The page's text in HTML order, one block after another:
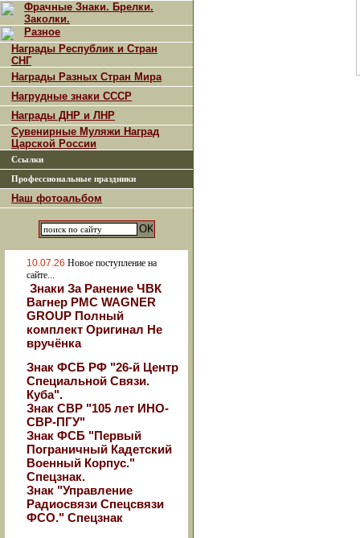
Фрачные Знаки. Брелки.
Заколки.
Разное
Награды Республик и Стран
СНГ
Награды Разных Стран Мира
Нагрудные знаки СССР
Награды ДНР и ЛНР
Сувенирные Муляжи Наград
Царской России
Ссылки
Профессиональные праздники
Наш фотоальбом
10.07.26 Новое поступление на
сайте...
Знаки За Ранение ЧВК
Вагнер РМС WAGNER
GROUP Полный
комплект Оригинал Не
вручёнка
Знак ФСБ РФ "26-й Центр
Специальной Связи.
Куба".
Знак СВР "105 лет ИНО-
СВР-ПГУ"
Знак ФСБ "Первый
Пограничный Кадетский
Военный Корпус."
Спецзнак.
Знак "Управление
Радиосвязи Спецсвязи
ФСО." Спецзнак